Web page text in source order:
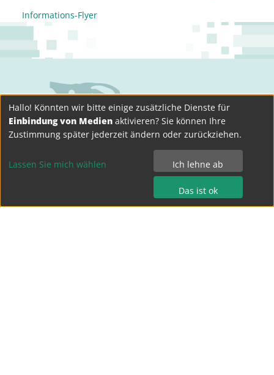
Informations-Flyer
Bertolt-Brecht-Gymnasium Dresden
Hallo! Könnten wir bitte einige zusätzliche Dienste für
Einbindung von Medien aktivieren? Sie können Ihre
Zustimmung später jederzeit ändern oder zurückziehen.
Lassen Sie mich wählen Ich lehne ab
Das ist ok